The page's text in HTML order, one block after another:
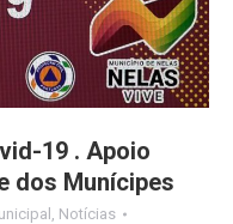
19 . Apoio
dos Munícipes
Notícias